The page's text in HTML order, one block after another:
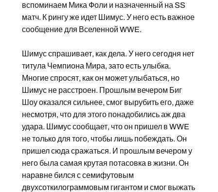
вспоминаем Мика Фоли и назначенный на SS
матч. К рингу же идет Шимус. У него есть важное
сообщение для Вселенной WWE.
Шимус спрашивает, как дела. У него сегодня нет
титула Чемпиона Мира, зато есть улыбка.
Многие спросят, как он может улыбаться, но
Шимус не расстроен. Прошлым вечером Биг
Шоу оказался сильнее, смог вырубить его, даже
несмотря, что для этого понадобились аж два
удара. Шимус сообщает, что он пришел в WWE
не только для того, чтобы лишь побеждать. Он
пришел сюда сражаться. И прошлым вечером у
него была самая крутая потасовка в жизни. Он
наравне бился с семифутовым
двухсоткилограммовым гигантом и смог выжать